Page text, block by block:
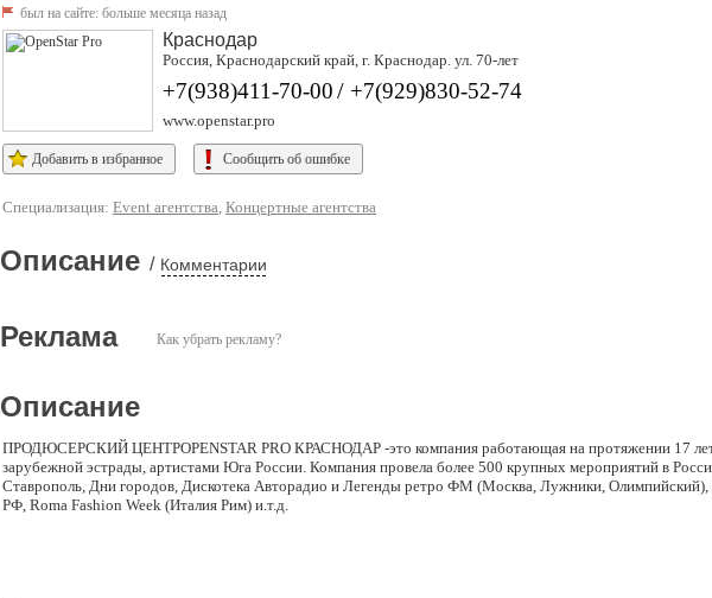
был на сайте: больше месяца назад
Краснодар
Россия, Краснодарский край, г. Краснодар. ул. 70-лет
+7(938)411-70-00/ +7(929)830-52-74
www.openstar.pro
Добавить в избранное Сообщить об ошибке
Специализация: Event агентства, Концертные агентства
Описание / Комментарии
Как убрать рекламу?
Реклама
Описание
ПРОДЮСЕРСКИЙ ЦЕНТРOPENSTAR PRO КРАСНОДАР -это компания работающая на протяжении 17 лет
зарубежной эстрады, артистами Юга России. Компания провела более 500 крупных мероприятий в
Ставрополь, Дни городов, Дискотека Авторадио и Легенды ретро ФМ (Москва, Лужники, Олимпийский),
РФ, Roma Fashion Week (Италия Рим) и.т.д.